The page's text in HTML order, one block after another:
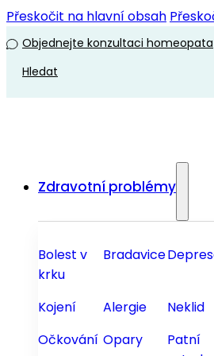
Přeskočit na hlavní obsah
Objednejte konzultaci homeopata
Hledat
Zdravotní problémy
Bolest v
krku
Bradavice
Kojení Alergie Neklid
Očkování Opary
Patní